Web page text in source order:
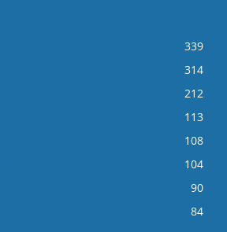
339
314
212
113
108
104
90
84